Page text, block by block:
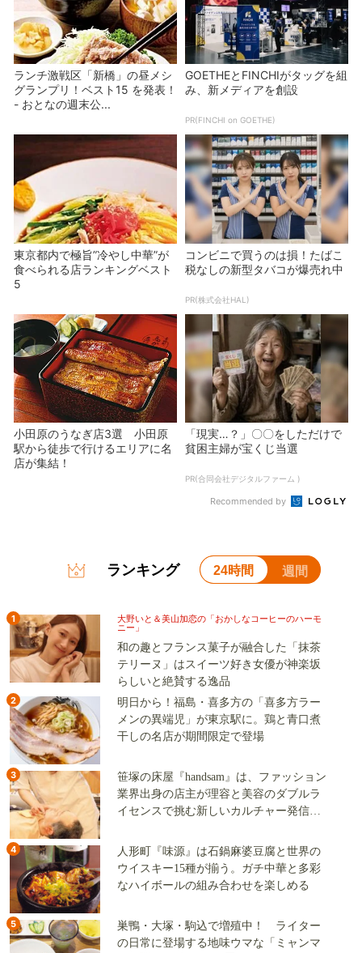
ランチ激戦区「新橋」の昼メシ
グランプリ！ベスト15 を発表！
- おとなの週末公...
GOETHEとFINCHIがタッグを組
み、新メディアを創設
PR(FINCHI on GOETHE)
東京都内で極旨”冷やし中華”が
食べられる店ランキングベスト
5
コンビニで買うのは損！たばこ
税なしの新型タバコが爆売れ中
PR(株式会社HAL)
小田原のうなぎ店3選 小田原
駅から徒歩で行けるエリアに名
店が集結！
「現実…？」〇〇をしただけで
貧困主婦が宝くじ当選
PR(合同会社デジタルファーム )
Recommended by
ランキング 24時間 週間
1
大野いと＆美山加恋の「おかしなコーヒーのハーモ
ニー」
和の趣とフランス菓子が融合した「抹茶
テリーヌ」はスイーツ好き女優が神楽坂
らしいと絶賛する逸品
2
明日から！福島・喜多方の「喜多方ラー
メンの異端児」が東京駅に。鶏と青口煮
干しの名店が期間限定で登場
3
笹塚の床屋『handsam』は、ファッション
業界出身の店主が理容と美容のダブルラ
イセンスで挑む新しいカルチャー発信基
4
人形町『味源』は石鍋麻婆豆腐と世界の
ウイスキー15種が揃う。ガチ中華と多彩
なハイボールの組み合わせを楽しめる
5
巣鴨・大塚・駒込で増殖中！ ライター
の日常に登場する地味ウマな「ミャンマ